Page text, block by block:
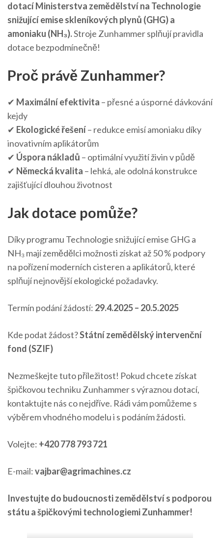
dotací Ministerstva zemědělství na Technologie
snižující emise skleníkových plynů (GHG) a
amoniaku (NH₃).Stroje Zunhammer splňují pravidla
dotace bezpodmínečně!
Proč právě Zunhammer?
✔ Maximální efektivita – přesné a úsporné dávkování
kejdy
✔ Ekologickéřešení– redukce emisí amoniaku díky
inovativním aplikátorům
✔ Úspora nákladů – optimální využití živin v půdě
✔ Německá kvalita – lehká, ale odolná konstrukce
zajišťující dlouhou životnost
Jak dotace pomůže?
Díky programu Technologie snižující emise GHG a
NH₃ mají zemědělci možnosti získat až 50 % podpory
na pořízení moderních cisteren a aplikátorů, které
splňují nejnovější ekologické požadavky.
Termín podání žádostí: 29.4.2025 – 20.5.2025
Kde podat žádost?Státní zemědělský intervenční
fond (SZIF)
Nezmeškejte tuto příležitost! Pokud chcete získat
špičkovou techniku Zunhammer s výraznou dotací,
kontaktujte nás co nejdříve. Rádi vám pomůžeme s
výběrem vhodného modelu i s podáním žádosti.
Volejte: +420 778 793 721
E-mail:vajbar@agrimachines.cz
Investujte do budoucnosti zemědělství s podporou
státu a špičkovými technologiemi Zunhammer!